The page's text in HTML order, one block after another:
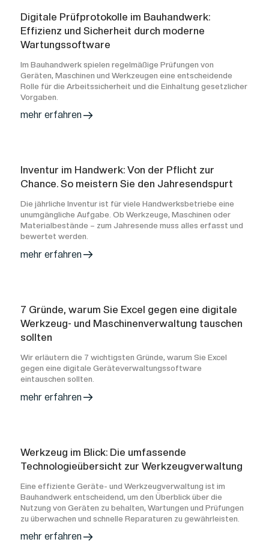
Digitale Prüfprotokolle im Bauhandwerk:
Effizienz und Sicherheit durch moderne
Wartungssoftware
Im Bauhandwerk spielen regelmäßige Prüfungen von
Geräten, Maschinen und Werkzeugen eine entscheidende
Rolle für die Arbeitssicherheit und die Einhaltung gesetzlicher
Vorgaben.
mehr erfahren
Inventur im Handwerk: Von der Pflicht zur
Chance. So meistern Sie den Jahresendspurt
Die jährliche Inventur ist für viele Handwerksbetriebe eine
unumgängliche Aufgabe. Ob Werkzeuge, Maschinen oder
Materialbestände – zum Jahresende muss alles erfasst und
bewertet werden.
mehr erfahren
7 Gründe, warum Sie Excel gegen eine digitale
Werkzeug- und Maschinenverwaltung tauschen
sollten
Wir erläutern die 7 wichtigsten Gründe, warum Sie Excel
gegen eine digitale Geräteverwaltungssoftware
eintauschen sollten.
mehr erfahren
Werkzeug im Blick: Die umfassende
Technologieübersicht zur Werkzeugverwaltung
Eine effiziente Geräte- und Werkzeugverwaltung ist im
Bauhandwerk entscheidend, um den Überblick über die
Nutzung von Geräten zu behalten, Wartungen und Prüfungen
zu überwachen und schnelle Reparaturen zu gewährleisten.
mehr erfahren